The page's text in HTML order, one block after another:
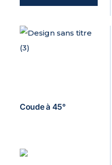
Coude à 45°